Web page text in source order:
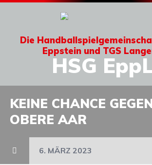
Die
Eppstein und TGS
HSG
KEINE CHANCE
OBERE AAR
6. MÄRZ 2023